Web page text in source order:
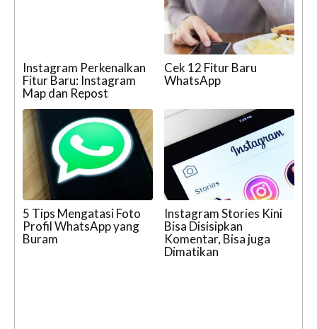
Instagram Perkenalkan
Fitur Baru: Instagram
Map dan Repost
Cek 12 Fitur Baru
WhatsApp
5 Tips Mengatasi Foto
Profil WhatsApp yang
Buram
Instagram Stories Kini
Bisa Disisipkan
Komentar, Bisa juga
Dimatikan